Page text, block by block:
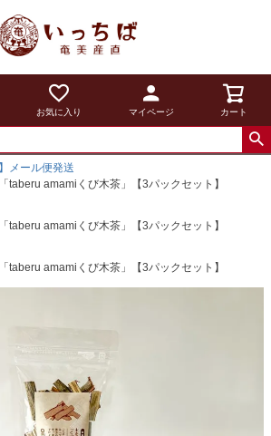
お気に入り マイページ カート
メール便発送
taberu amamiくび木茶」【3パックセット】
taberu amamiくび木茶」【3パックセット】
taberu amamiくび木茶」【3パックセット】